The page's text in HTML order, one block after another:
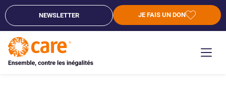
NEWSLETTER JE FAIS UN DON